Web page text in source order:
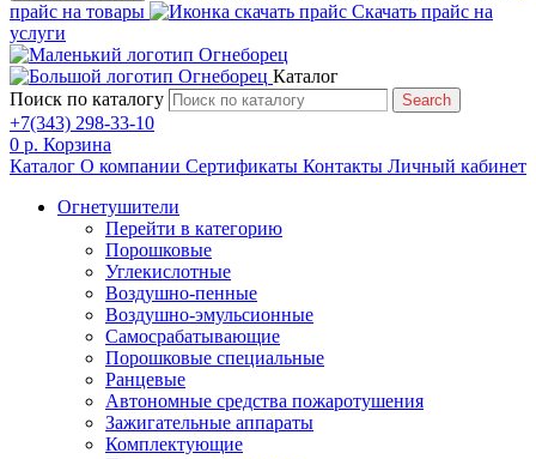
прайс на товары
Скачать прайс на
услуги
Каталог
Поиск по каталогу
Search
+7(343) 298-33-10
0 р. Корзина
Каталог О компании Сертификаты Контакты Личный кабинет
Огнетушители
Перейти в категорию
Порошковые
Углекислотные
Воздушно-пенные
Воздушно-эмульсионные
Самосрабатывающие
Порошковые специальные
Ранцевые
Автономные средства пожаротушения
Зажигательные аппараты
Комплектующие